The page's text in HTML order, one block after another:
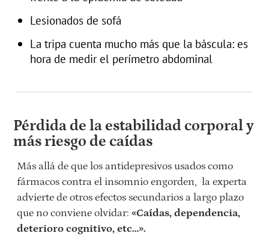
Lesionados de sofá
La tripa cuenta mucho más que la báscula: es
hora de medir el perímetro abdominal
Pérdida de la estabilidad corporal y
más riesgo de caídas
Más allá de que los antidepresivos usados como
fármacos contra el insomnio engorden, la experta
advierte de otros efectos secundarios a largo plazo
que no conviene olvidar: «Caídas, dependencia,
deterioro cognitivo, etc…».